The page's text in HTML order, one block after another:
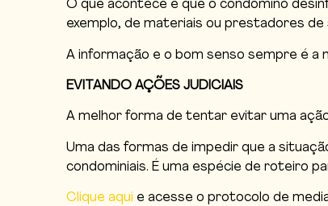
O que acontece é que o condômino
exemplo, de materiais ou prestadores de
A informação e o bom senso sempre é a
EVITANDO AÇÕES JUDICIAIS
A melhor forma de tentar evitar uma
Uma das formas de impedir que a
condominiais. É uma espécie de roteiro
Clique aqui e acesse o protocolo de